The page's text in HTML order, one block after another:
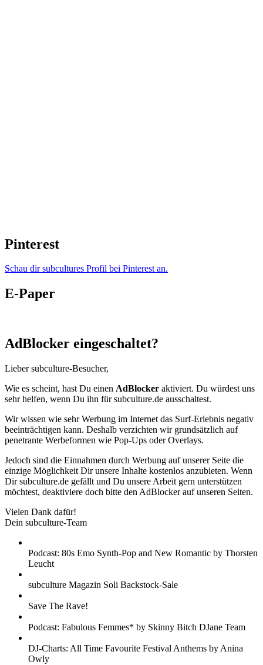
Pinterest
Schau dir subcultures Profil bei Pinterest an.
E-Paper
AdBlocker eingeschaltet?
Lieber subculture-Besucher,
Wie es scheint, hast Du einen AdBlocker aktiviert. Du würdest uns
sehr helfen, wenn Du ihn für subculture.de ausschaltest.
Wir wissen wie sehr Werbung im Internet das Surf-Erlebnis negativ
beeinträchtigen kann. Deshalb verzichten wir grundsätzlich auf
penetrante Werbeformen wie Pop-Ups oder Overlays.
Jedoch sind die Einnahmen durch Werbung auf unserer Seite die
einzige Möglichkeit Dir unsere Inhalte kostenlos anzubieten. Wenn
Dir subculture.de gefällt und Du unsere Arbeit gern unterstützen
möchtest, deaktiviere doch bitte den AdBlocker auf unseren Seiten.
Vielen Dank dafür!
Dein subculture-Team
Podcast: 80s Emo Synth-Pop and New Romantic by Thorsten
Leucht
subculture Magazin Soli Backstock-Sale
Save The Rave!
Podcast: Fabulous Femmes* by Skinny Bitch DJane Team
DJ-Charts: All Time Favourite Festival Anthems by Anina
Owly